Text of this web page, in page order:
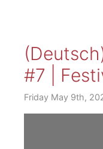
#7 |
Friday May 9th,
Sorry, this
“Mozart’s